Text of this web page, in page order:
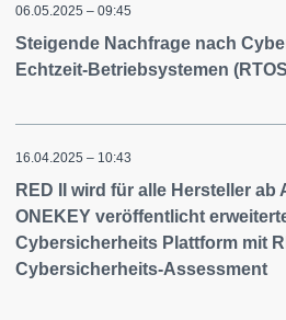
06.05.2025 – 09:45
Steigende Nachfrage nach
Echtzeit-Betriebsystemen
16.04.2025 – 10:43
RED II wird für alle Hersteller ab
ONEKEY veröffentlicht
Cybersicherheits Plattform mit
Cybersicherheits-Assessment